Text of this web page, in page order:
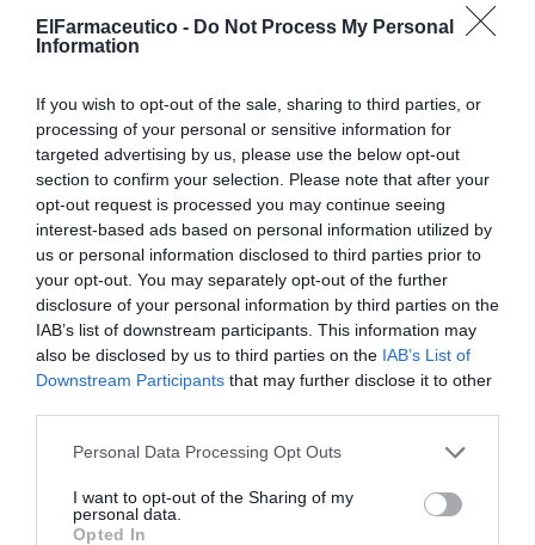
ElFarmaceutico - Do Not Process My Personal
Information
If you wish to opt-out of the sale, sharing to third parties, or
processing of your personal or sensitive information for
targeted advertising by us, please use the below opt-out
section to confirm your selection. Please note that after your
opt-out request is processed you may continue seeing
interest-based ads based on personal information utilized by
us or personal information disclosed to third parties prior to
your opt-out. You may separately opt-out of the further
disclosure of your personal information by third parties on the
IAB’s list of downstream participants. This information may
also be disclosed by us to third parties on the IAB’s List of
Downstream Participants that may further disclose it to other
Personal Data Processing Opt Outs
I want to opt-out of the Sharing of my
personal data.
Opted In
Los descuentos que las farmacias valencianas practican
al Servasa y a las Mutuali-dades de Funcionarios han
en el acumulado desde el mes de enero. En el año 2011
las farmacias valencianas harán descuentos por valor de
más de 50 millones de euros, lo que supone una re-
ducción de entre el 17,6 y el 20% del margen que
hubieran obtenido sin estas de-ducciones.
AñadirEl Farmacéuticocomo fuente preferida
de Google de forma gratuita
Mantente informado con las últimas noticias de actualidad.
ACTIVAR AHORA
Valencia